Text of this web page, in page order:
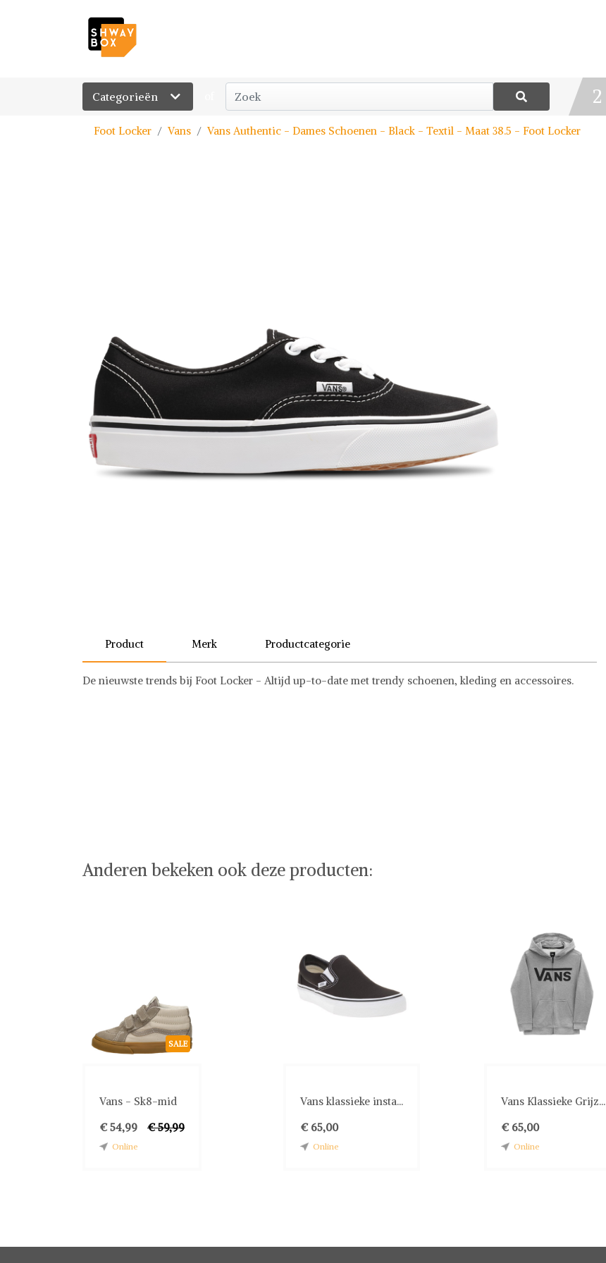
Categorieën 2
Foot Locker Vans Vans Authentic - Dames Schoenen - Black - Textil - Maat 38.5 - Foot Locker
Product Merk Productcategorie
De nieuwste trends bij Foot Locker - Altijd up-to-date met trendy schoenen, kleding en accessoires.
Anderen bekeken ook deze producten:
SALE
Vans - Sk8-mid
€ 54,99
€ 59,99
Online
Vans klassieke insta...
€ 65,00
Online
Vans Klassieke Grijz...
€ 65,00
Online